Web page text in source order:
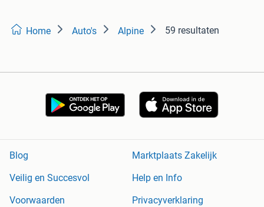
Home Auto's Alpine 59 resultaten
Blog
Marktplaats Zakelijk
Veilig en Succesvol
Help en Info
Voorwaarden
Privacyverklaring